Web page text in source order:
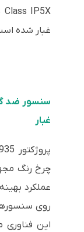
غبار شده
سنسور ضد
غبار
چرخ رنگ
عملکرد
روی
این فناوری